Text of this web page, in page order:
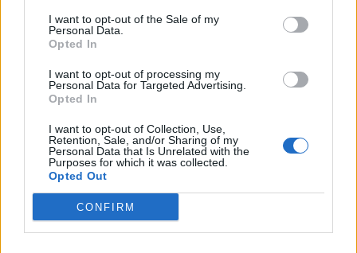
I want to opt-out of the Sale of my
Personal Data.
Opted In
I want to opt-out of processing my
Personal Data for Targeted Advertising.
Opted In
I want to opt-out of Collection, Use,
Retention, Sale, and/or Sharing of my
Personal Data that Is Unrelated with the
Purposes for which it was collected.
Opted Out
CONFIRM
Oubiña R., Dorronsoro, Oubiña A.a
disposizione: Casasola, Mistretta, Caro Saisi,
Loretoni, Fernandez Gil, Di Chio, Ceballos,
Zaridze all. Madero